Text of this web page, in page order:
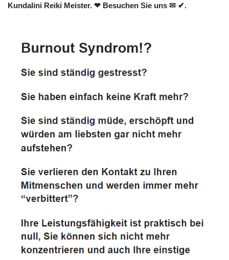
Kundalini Reiki Meister. ❤ Besuchen Sie uns ✉ ✔.